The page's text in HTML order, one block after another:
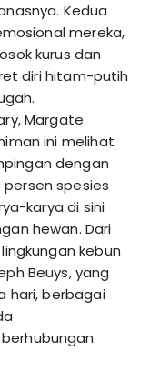
Kedua
mereka,
kurus dan
diri hitam-putih
Margate
ini melihat
dengan
spesies
karya di sini
hewan. Dari
kebun
Beuys, yang
hari, berbagai